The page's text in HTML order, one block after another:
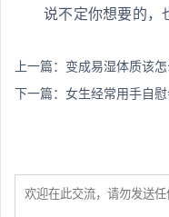
说不定你想要的，
上一篇： 变成易湿体质该
下一篇： 女生经常用手自